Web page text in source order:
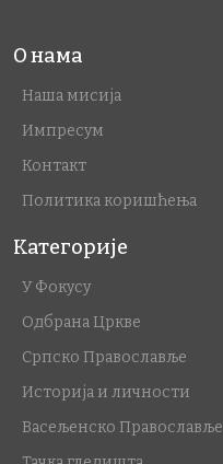
О нама
Наша мисија
Импресум
Контакт
Политика коришћења
Категорије
У Фокусу
Одбрана Цркве
Српско Православље
Историја и личности
Васељенско Православље